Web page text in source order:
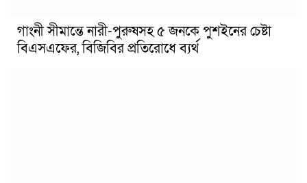
গাংনী সীমান্তে নারী-পুরুষসহ ৫ জনকে পুশইনের চেষ্টা
বিএসএফের, বিজিবির প্রতিরোধে ব্যর্থ